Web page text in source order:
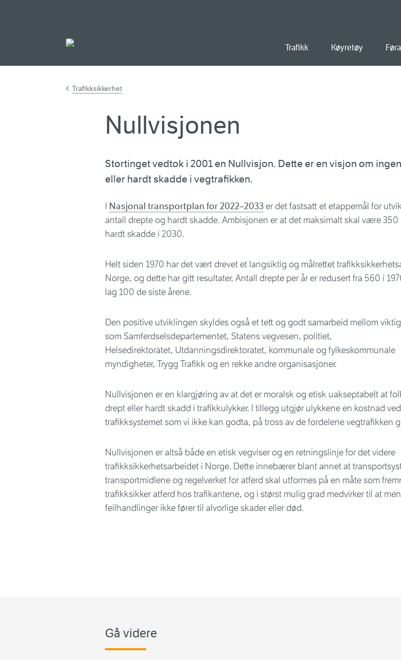
Trafikk Køyretøy
Trafikksikkerhet
Nullvisjonen
Stortinget vedtok i 2001 en Nullvisjon. Dette er en visjon om
eller hardt skadde i vegtrafikken.
I Nasjonal transportplan for 2022–2033 er det fastsatt et etappemål for
antall drepte og hardt skadde. Ambisjonen er at det maksimalt skal være 350
hardt skadde i 2030.
Helt siden 1970 har det vært drevet et langsiktig og målrettet
Norge, og dette har gitt resultater. Antall drepte per år er redusert fra 560 i
lag 100 de siste årene.
Den positive utviklingen skyldes også et tett og godt samarbeid mellom
som Samferdselsdepartementet, Statens vegvesen, politiet,
Helsedirektoratet, Utdanningsdirektoratet, kommunale og fylkeskommunale
myndigheter, Trygg Trafikk og en rekke andre organisasjoner.
Nullvisjonen er en klargjøring av at det er moralsk og etisk uakseptabelt at
drept eller hardt skadd i trafikkulykker. I tillegg utgjør ulykkene en kostnad ved
trafikksystemet som vi ikke kan godta, på tross av de fordelene vegtrafikken
Nullvisjonen er altså både en etisk vegviser og en retningslinje for det videre
trafikksikkerhetsarbeidet i Norge. Dette innebærer blant annet at
transportmidlene og regelverket for atferd skal utformes på en måte som
trafikksikker atferd hos trafikantene, og i størst mulig grad medvirker til at
feilhandlinger ikke fører til alvorlige skader eller død.
Gå videre